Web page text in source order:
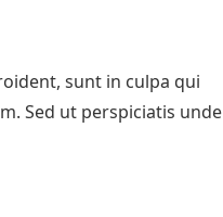
sunt in culpa qui
Sed ut perspiciatis unde